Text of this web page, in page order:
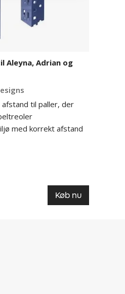
Aleyna, Adrian og
til paller, der
med korrekt afstand
Køb nu